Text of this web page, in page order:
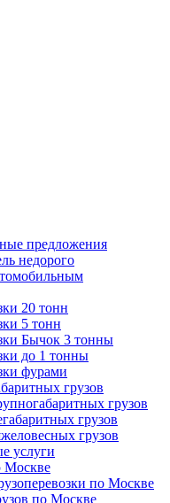
предложения
недорого
20 тонн
5 тонн
Бычок 3 тонны
до 1 тонны
фурами
грузов
грузов
грузов
грузов
услуги
Москве
по Москве
по Москве